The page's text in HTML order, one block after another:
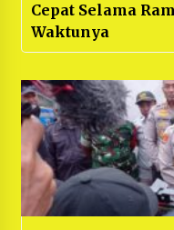
Cepat Selama
Waktunya